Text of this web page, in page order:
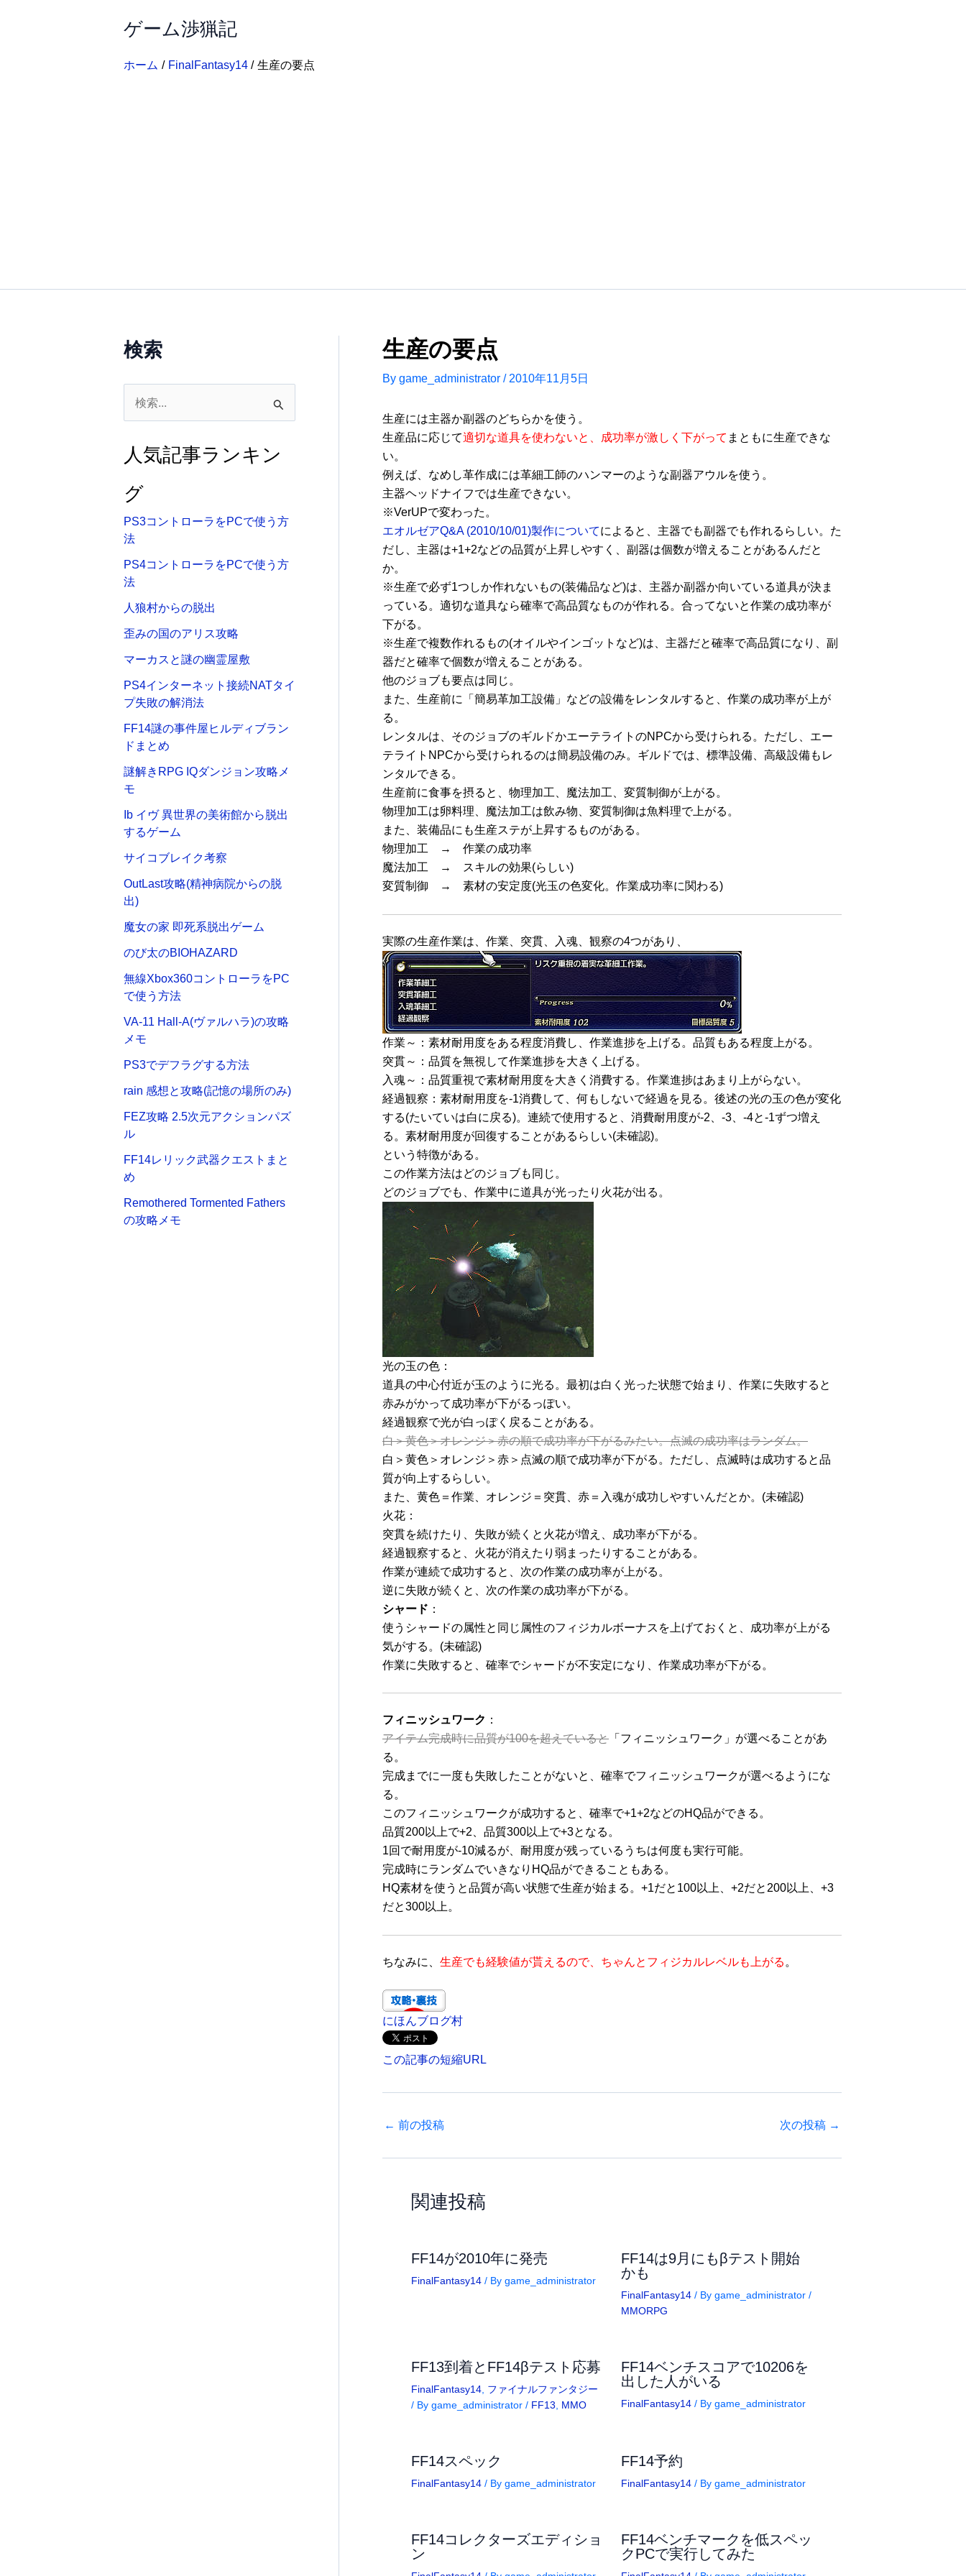
ゲーム渉猟記
ホーム FinalFantasy14 生産の要点
検索
象人気記事ランキン
グ
PS3コントローラをPCで使う方
法
PS4コントローラをPCで使う方
法
人狼村からの脱出
歪みの国のアリス攻略
マーカスと謎の幽霊屋敷
PS4インターネット接続NATタイ
プ失敗の解消法
FF14謎の事件屋ヒルディブラン
ドまとめ
謎解きRPG IQダンジョン攻略メ
モ
Ib イヴ 異世界の美術館から脱出
するゲーム
サイコブレイク考察
OutLast攻略(精神病院からの脱
出)
魔女の家 即死系脱出ゲーム
のび太のBIOHAZARD
無線Xbox360コントローラをPC
で使う方法
VA-11 Hall-A(ヴァルハラ)の攻略
メモ
PS3でデフラグする方法
rain 感想と攻略(記憶の場所のみ)
FEZ攻略 2.5次元アクションパズ
ル
FF14レリック武器クエストまと
め
Remothered Tormented Fathers
の攻略メモ
生産の要点
By game_administrator / 2010年11月5日
生産には主器か副器のどちらかを使う。
生産品に応じて適切な道具を使わないと、成功率が激しく下がって まともに生産できな
い。
例えば、なめし革作成には革細工師のハンマーのような副器アウルを使う。
主器ヘッドナイフでは生産できない。
※VerUPで変わった。
エオルゼアQ&A (2010/10/01)製作についてによると、主器でも副器でも作れるらしい。た
だし、主器は+1+2などの品質が上昇しやすく、副器は個数が増えることがあるんだと
か。
※生産で必ず1つしか作れないもの(装備品など)は、主器か副器か向いている道具が決ま
っている。適切な道具なら確率で高品質なものが作れる。合ってないと作業の成功率が
下がる。
※生産で複数作れるもの(オイルやインゴットなど)は、主器だと確率で高品質になり、副
器だと確率で個数が増えることがある。
他のジョブも要点は同じ。
また、生産前に「簡易革加工設備」などの設備をレンタルすると、作業の成功率が上が
る。
レンタルは、そのジョブのギルドかエーテライトのNPCから受けられる。ただし、エー
テライトNPCから受けられるのは簡易設備のみ。ギルドでは、標準設備、高級設備もレ
ンタルできる。
生産前に食事を摂ると、物理加工、魔法加工、変質制御が上がる。
物理加工は卵料理、魔法加工は飲み物、変質制御は魚料理で上がる。
また、装備品にも生産ステが上昇するものがある。
物理加工 → 作業の成功率
魔法加工 → スキルの効果(らしい)
変質制御 → 素材の安定度(光玉の色変化。作業成功率に関わる)
実際の生産作業は、作業、突貫、入魂、観察の4つがあり、
作業～：素材耐用度をある程度消費し、作業進捗を上げる。品質もある程度上がる。
突貫～：品質を無視して作業進捗を大きく上げる。
入魂～：品質重視で素材耐用度を大きく消費する。作業進捗はあまり上がらない。
経過観察：素材耐用度を-1消費して、何もしないで経過を見る。後述の光の玉の色が変化
する(たいていは白に戻る)。連続で使用すると、消費耐用度が-2、-3、-4と-1ずつ増え
る。素材耐用度が回復することがあるらしい(未確認)。
という特徴がある。
この作業方法はどのジョブも同じ。
どのジョブでも、作業中に道具が光ったり火花が出る。
光の玉の色：
道具の中心付近が玉のように光る。最初は白く光った状態で始まり、作業に失敗すると
赤みがかって成功率が下がるっぽい。
経過観察で光が白っぽく戻ることがある。
白＞黄色＞オレンジ＞赤の順で成功率が下がるみたい。点滅の成功率はランダム。
白＞黄色＞オレンジ＞赤＞点滅の順で成功率が下がる。ただし、点滅時は成功すると品
質が向上するらしい。
また、黄色＝作業、オレンジ＝突貫、赤＝入魂が成功しやすいんだとか。(未確認)
火花：
突貫を続けたり、失敗が続くと火花が増え、成功率が下がる。
経過観察すると、火花が消えたり弱まったりすることがある。
作業が連続で成功すると、次の作業の成功率が上がる。
逆に失敗が続くと、次の作業の成功率が下がる。
シャード ：
使うシャードの属性と同じ属性のフィジカルボーナスを上げておくと、成功率が上がる
気がする。(未確認)
作業に失敗すると、確率でシャードが不安定になり、作業成功率が下がる。
フィニッシュワーク ：
アイテム完成時に品質が100を超えていると 「フィニッシュワーク」が選べることがあ
る。
完成までに一度も失敗したことがないと、確率でフィニッシュワークが選べるようにな
る。
このフィニッシュワークが成功すると、確率で+1+2などのHQ品ができる。
品質200以上で+2、品質300以上で+3となる。
1回で耐用度が-10減るが、耐用度が残っているうちは何度も実行可能。
完成時にランダムでいきなりHQ品ができることもある。
HQ素材を使うと品質が高い状態で生産が始まる。+1だと100以上、+2だと200以上、+3
だと300以上。
ちなみに、 生産でも経験値が貰えるので、ちゃんとフィジカルレベルも上がる 。
にほんブログ村
この記事の短縮URL
← 前の投稿 次の投稿 →
関連投稿
FF14が2010年に発売
FinalFantasy14 / By game_administrator
FF14は9月にもβテスト開始
かも
FinalFantasy14 / By game_administrator /
MMORPG
FF13到着とFF14βテスト応募
FinalFantasy14, ファイナルファンタジー
/ By game_administrator / FF13, MMO
FF14ベンチスコアで10206を
出した人がいる
FinalFantasy14 / By game_administrator
FF14スペック
FinalFantasy14 / By game_administrator
FF14予約
FinalFantasy14 / By game_administrator
FF14コレクターズエディショ
ン
FF14ベンチマークを低スペッ
クPCで実行してみた